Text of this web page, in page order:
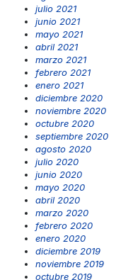
julio 2021
junio 2021
mayo 2021
abril 2021
marzo 2021
febrero 2021
enero 2021
diciembre 2020
noviembre 2020
octubre 2020
septiembre 2020
agosto 2020
julio 2020
junio 2020
mayo 2020
abril 2020
marzo 2020
febrero 2020
enero 2020
diciembre 2019
noviembre 2019
octubre 2019